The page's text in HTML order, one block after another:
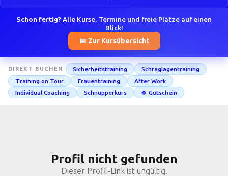
Schon fertig? Alle Kurse, Termine und freie Plätze auf einen
Blick!
📅 Zur Kursübersicht
DIREKT BUCHEN Sicherheitstraining
Schräglagentraining
Training on Tour
Frauentraining
After Work
Individual Coaching
Schnupperkurs 🍀 Gutschein
Profil nicht gefunden
Dieser Profil-Link ist ungültig.